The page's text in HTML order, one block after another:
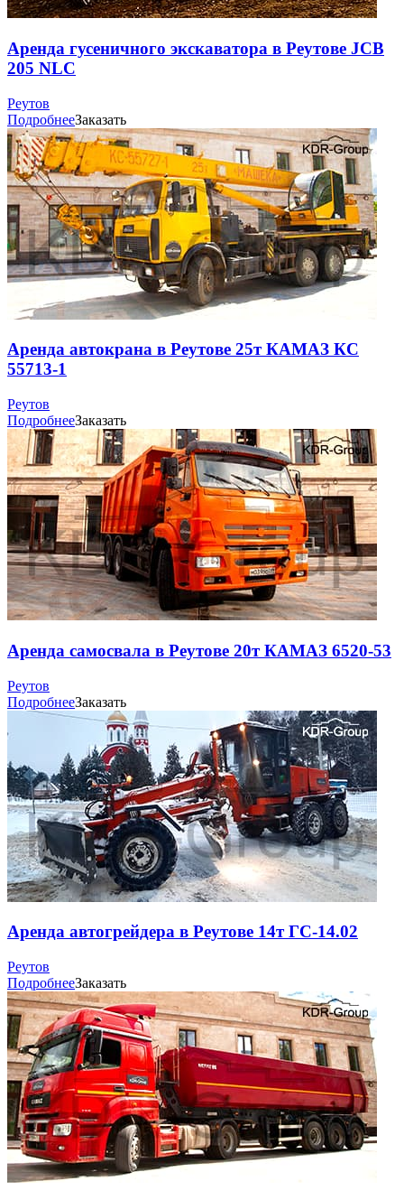
Аренда гусеничного экскаватора в Реутове JCB
205 NLC
Реутов
ПодробнееЗаказать
Аренда автокрана в Реутове 25т КАМАЗ КС
55713-1
Реутов
ПодробнееЗаказать
Аренда самосвала в Реутове 20т КАМАЗ 6520-53
Реутов
ПодробнееЗаказать
Аренда автогрейдера в Реутове 14т ГС-14.02
Реутов
ПодробнееЗаказать